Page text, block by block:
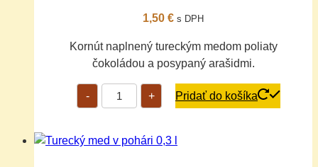
1,50 € s DPH
Kornút naplnený tureckým medom poliaty
čokoládou a posypaný arašidmi.
-
množstvo
Turecký
med
kornútku
+ Pridať do košíka